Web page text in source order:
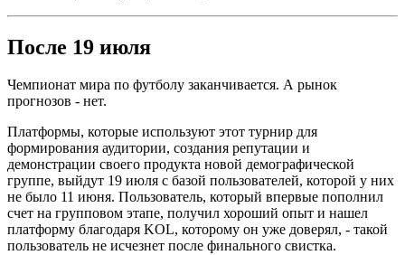
После 19 июля
Чемпионат мира по футболу заканчивается. А рынок
прогнозов - нет.
Платформы, которые используют этот турнир для
формирования аудитории, создания репутации и
демонстрации своего продукта новой демографической
группе, выйдут 19 июля с базой пользователей, которой у них
не было 11 июня. Пользователь, который впервые пополнил
счет на групповом этапе, получил хороший опыт и нашел
платформу благодаря KOL, которому он уже доверял, - такой
пользователь не исчезнет после финального свистка.